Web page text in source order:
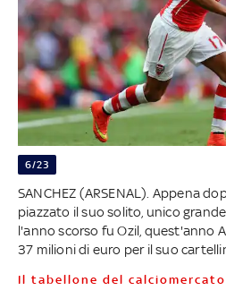
6/23
SANCHEZ (ARSENAL). Appena
piazzato il suo solito, unico
l'anno scorso fu Ozil, quest'anno
37 milioni di euro per il suo
Il tabellone del calciomercato